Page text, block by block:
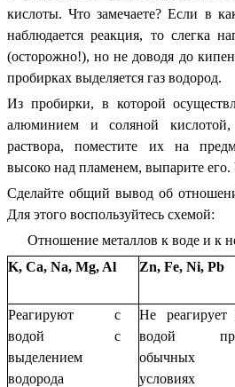
кислоты. Что замечаете? Если в
наблюдается реакция, то слегка
(осторожно!), но не доводя до
пробирках выделяется газ водород.
Из пробирки, в которой
алюминием и соляной
раствора, поместите их на
высоко над пламенем, выпарите его.
Сделайте общий вывод об
Для этого воспользуйтесь схемой:
Отношение металлов к воде и к
K, Ca, Na, Mg, Al
Zn, Fe, Ni, Pb
Реагируют с
водой с
выделением
водорода
Не реагирует
водой
обычных
условиях